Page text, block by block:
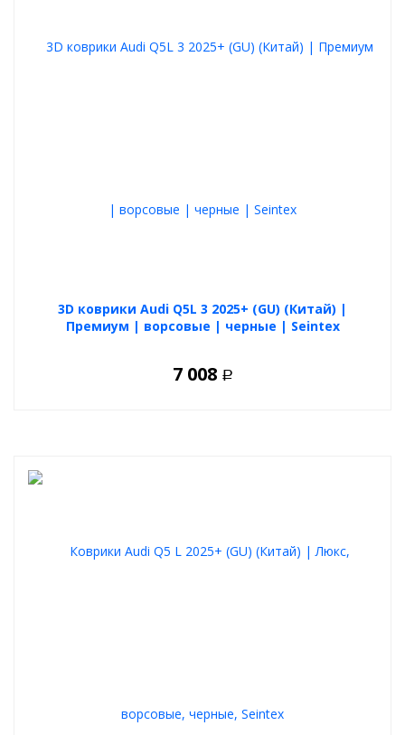
долговечность, стильный вид , идеальное
3D коврики Audi Q5L 3 2025+ (GU) (Китай) |
Премиум | ворсовые | черные | Seintex
7 008 Р